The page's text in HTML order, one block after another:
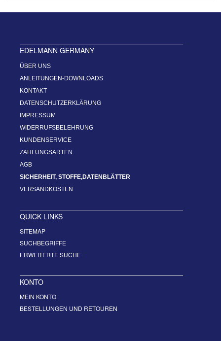
EDELMANN GERMANY
ÜBER UNS
ANLEITUNGEN-DOWNLOADS
KONTAKT
DATENSCHUTZERKLÄRUNG
IMPRESSUM
WIDERRUFSBELEHRUNG
KUNDENSERVICE
ZAHLUNGSARTEN
AGB
SICHERHEIT, STOFFE,DATENBLÄTTER
VERSANDKOSTEN
QUICK LINKS
SITEMAP
SUCHBEGRIFFE
ERWEITERTE SUCHE
KONTO
MEIN KONTO
BESTELLUNGEN UND RETOUREN